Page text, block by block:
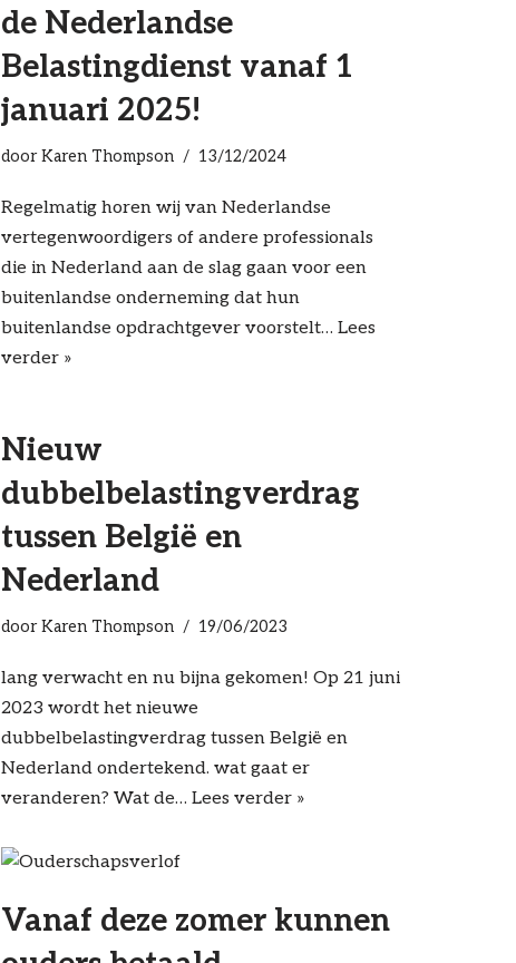
de Nederlandse
Belastingdienst vanaf 1
januari 2025!
doorKaren Thompson 13/12/2024
Regelmatig horen wij van Nederlandse
vertegenwoordigers of andere professionals
die in Nederland aan de slag gaan voor een
buitenlandse onderneming dat hun
buitenlandse opdrachtgever voorstelt… Lees
verder »
Nieuw
dubbelbelastingverdrag
tussen België en
Nederland
doorKaren Thompson 19/06/2023
lang verwacht en nu bijna gekomen! Op 21 juni
2023 wordt het nieuwe
dubbelbelastingverdrag tussen België en
Nederland ondertekend. wat gaat er
veranderen? Wat de… Lees verder »
Vanaf deze zomer kunnen